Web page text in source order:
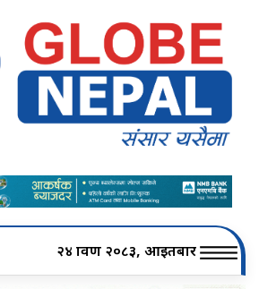
२४ श्रावण २०८३, आइतबार